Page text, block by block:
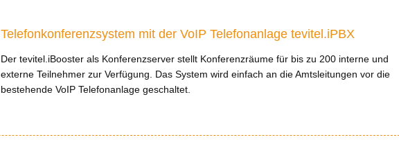
Telefonkonferenzsystem mit der VoIP Telefonanlage tevitel.iPBX
Der tevitel.iBooster als Konferenzserver stellt Konferenzräume für bis zu 200 interne und
externe Teilnehmer zur Verfügung. Das System wird einfach an die Amtsleitungen vor die
bestehende VoIP Telefonanlage geschaltet.